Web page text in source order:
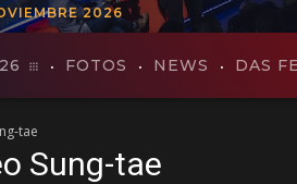
2026
FOTOS NEWS DAS
tae
Sung-tae